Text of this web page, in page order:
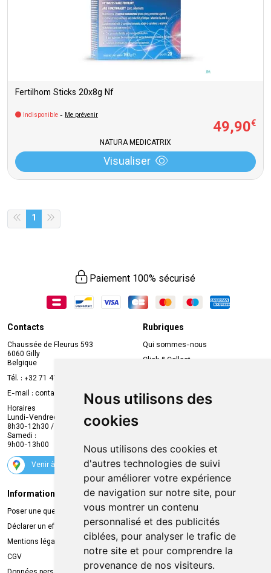
Nous utilisons des
cookies
Nous utilisons des cookies et
d'autres technologies de suivi
pour améliorer votre expérience
de navigation sur notre site, pour
vous montrer un contenu
personnalisé et des publicités
ciblées, pour analyser le trafic de
notre site et pour comprendre la
provenance de nos visiteurs.
Fertilhom Sticks 20x8g Nf
Indisponible - Me prévenir
49,90€
NATURA MEDICATRIX
Visualiser
1
Paiement 100% sécurisé
Contacts
Chaussée de Fleurus 593
6060 Gilly
Belgique
Tél. : +32 71 41 32 10
E-mail : contact
mvapharma.be
Horaires
Lundi-Vendredi :
8h30-12h30 / 13h30-18h30
Samedi :
9h00-13h00
Venir à la pharmacie
Rubriques
Qui sommes-nous
Click & Collect
Compte professionnel
Envoi d’ordonnance
Suivez-nous
Informations légales
Poser une question
Déclarer un effet indésirable
Mentions légales
CGV
Livraison
Retrait à la pharmacie
Livraison chez vous
Livraison dans un Point Relais